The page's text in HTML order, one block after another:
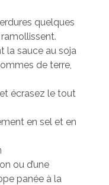
quelques
ramollissent.
la sauce au soja
de terre,
et écrasez le tout
en sel et en
ou d’une
panée à la